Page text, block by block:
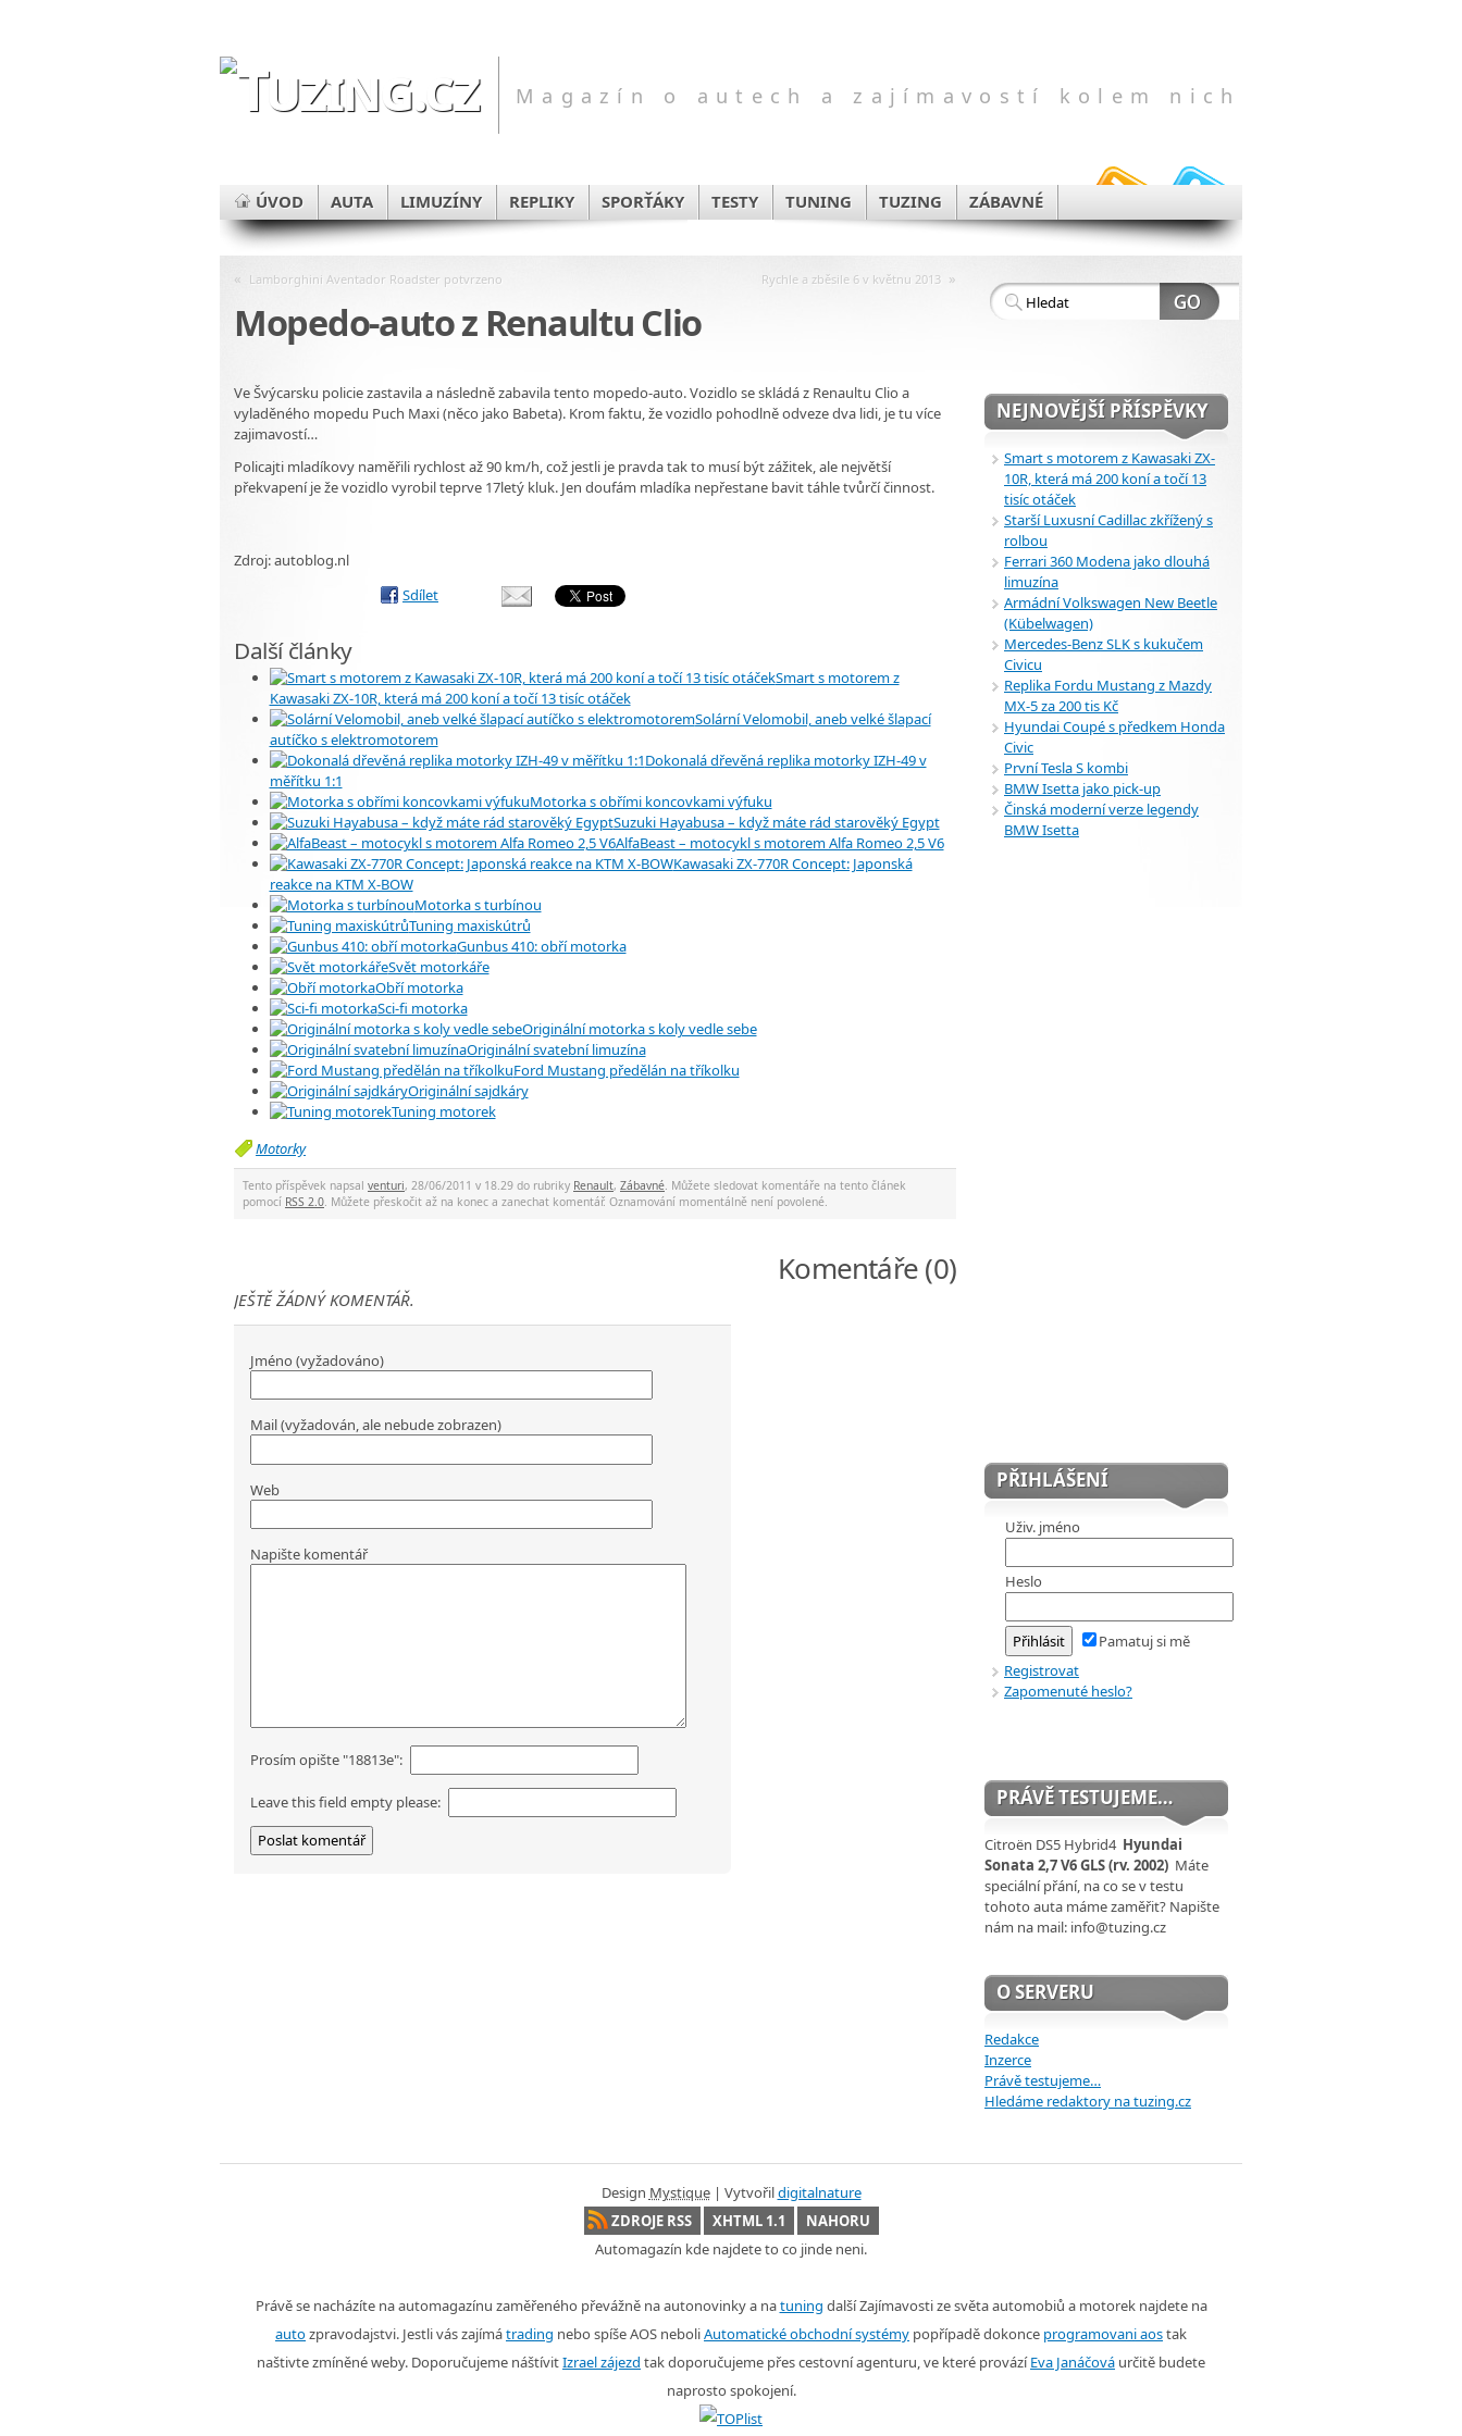
Magazín o autech a zajímavostí kolem nich
ÚVOD AUTA LIMUZÍNY REPLIKY SPORŤÁKY TESTY TUNING TUZING ZÁBAVNÉ
« Lamborghini Aventador Roadster potvrzeno Rychle a zběsile 6 v květnu 2013 »
Mopedo-auto z Renaultu Clio
Ve Švýcarsku policie zastavila a následně zabavila tento mopedo-auto. Vozidlo se skládá z Renaultu Clio a
vyladěného mopedu Puch Maxi (něco jako Babeta). Krom faktu, že vozidlo pohodlně odveze dva lidi, je tu více
zajimavostí…
Policajti mladíkovy naměřili rychlost až 90 km/h, což jestli je pravda tak to musí být zážitek, ale největší
překvapení je že vozidlo vyrobil teprve 17letý kluk. Jen doufám mladíka nepřestane bavit táhle tvůrčí činnost.
Zdroj: autoblog.nl
Sdílet
Další články
Smart s motorem z
Kawasaki ZX-10R, která má 200 koní a točí 13 tisíc otáček
Solární Velomobil, aneb velké šlapací
autíčko s elektromotorem
Dokonalá dřevěná replika motorky IZH-49 v
měřítku 1:1
Motorka s obřími koncovkami výfuku
Suzuki Hayabusa – když máte rád starověký Egypt
AlfaBeast – motocykl s motorem Alfa Romeo 2,5 V6
Kawasaki ZX-770R Concept: Japonská
reakce na KTM X-BOW
Motorka s turbínou
Tuning maxiskútrů
Gunbus 410: obří motorka
Svět motorkáře
Obří motorka
Sci-fi motorka
Originální motorka s koly vedle sebe
Originální svatební limuzína
Ford Mustang předělán na tříkolku
Originální sajdkáry
Tuning motorek
Motorky
Tento příspěvek napsal venturi, 28/06/2011 v 18.29 do rubriky Renault, Zábavné. Můžete sledovat komentáře na tento článek
pomocí RSS 2.0. Můžete přeskočit až na konec a zanechat komentář. Oznamování momentálně není povolené.
Komentáře (0)
JEŠTĚ ŽÁDNÝ KOMENTÁŘ.
Jméno (vyžadováno)
Mail (vyžadován, ale nebude zobrazen)
Web
Napište komentář
Prosím opište "18813e":
Leave this field empty please:
NEJNOVĚJŠÍ PŘÍSPĚVKY
Smart s motorem z Kawasaki ZX-
10R, která má 200 koní a točí 13
tisíc otáček
Starší Luxusní Cadillac zkřížený s
rolbou
Ferrari 360 Modena jako dlouhá
limuzína
Armádní Volkswagen New Beetle
(Kübelwagen)
Mercedes-Benz SLK s kukučem
Civicu
Replika Fordu Mustang z Mazdy
MX-5 za 200 tis Kč
Hyundai Coupé s předkem Honda
Civic
První Tesla S kombi
BMW Isetta jako pick-up
Činská moderní verze legendy
BMW Isetta
PŘIHLÁŠENÍ
Uživ. jméno
Heslo
Pamatuj si mě
Registrovat
Zapomenuté heslo?
PRÁVĚ TESTUJEME…
Citroën DS5 Hybrid4 Hyundai
Sonata 2,7 V6 GLS (rv. 2002) Máte
speciální přání, na co se v testu
tohoto auta máme zaměřit? Napište
nám na mail: info@tuzing.cz
O SERVERU
Redakce
Inzerce
Právě testujeme…
Hledáme redaktory na tuzing.cz
Design Mystique| Vytvořildigitalnature
ZDROJE RSS
XHTML 1.1
NAHORU
Automagazín kde najdete to co jinde neni.
Právě se nacházíte na automagazínu zaměřeného převážně na autonovinky a natuning další Zajímavosti ze světa automobiů a motorek najdete na
autozpravodajstvi. Jestli vás zajímátrading nebo spíše AOS neboliAutomatické obchodní systémy popřípadě dokonce programovani aostak
naštivte zmíněné weby. Doporučujeme náštívitIzrael zájezd tak doporučujeme přes cestovní agenturu, ve které provázíEva Janáčová určitě budete
naprosto spokojení.